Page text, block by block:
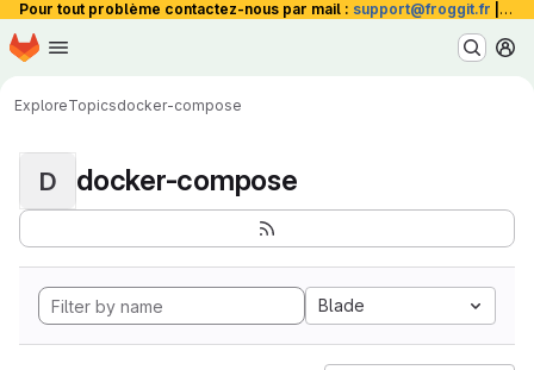
Pour tout problème contactez-nous par mail : support@froggit.fr La
Skip to main content
Homepage
ExploreTopicsdocker-compose
D docker-compose
Blade